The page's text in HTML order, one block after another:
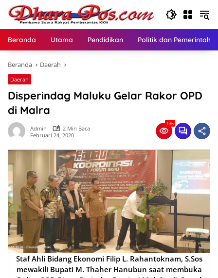
Langsung
konten
Beranda Utama Pendidikan Politik dan
Beranda Daerah
Daerah
Disperindag Maluku Gelar Rakor OPD
di Malra
Admin
2 Min Baca
Februari 24, 2020
136
Staf Ahli Bidang Ekonomi Filip L. Rahantoknam, S.Sos
mewakili Bupati M. Thaher Hanubun saat membuka